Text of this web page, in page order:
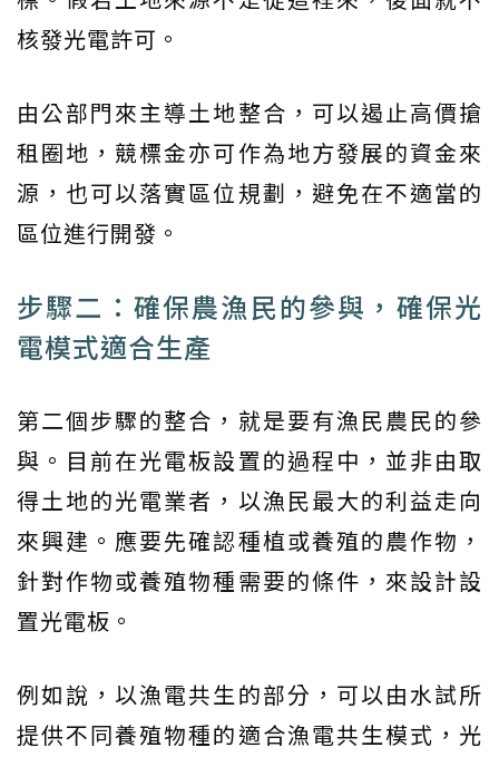
核發光電許可。
由公部門來主導土地整合，可以遏止高價搶
租圈地，競標金亦可作為地方發展的資金來
源，也可以落實區位規劃，避免在不適當的
區位進行開發。
步驟二：確保農漁民的參與，確保光
電模式適合生產
第二個步驟的整合，就是要有漁民農民的參
與。目前在光電板設置的過程中，並非由取
得土地的光電業者，以漁民最大的利益走向
來興建。應要先確認種植或養殖的農作物，
針對作物或養殖物種需要的條件，來設計設
置光電板。
例如說，以漁電共生的部分，可以由水試所
提供不同養殖物種的適合漁電共生模式，光